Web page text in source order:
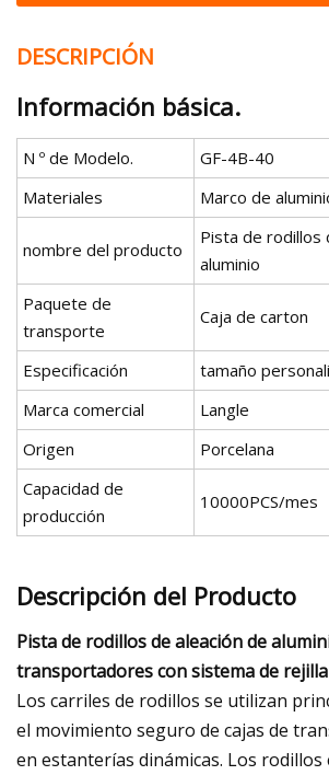
DESCRIPCIÓN
Información básica.
N º de Modelo.
GF-4B-40
Materiales
Marco de
nombre del producto
Pista de rodillos
aluminio
Paquete de
transporte
Caja de carton
Especificación
tamaño
Marca comercial
Langle
Origen
Porcelana
Capacidad de
producción
10000PCS/mes
Descripción del Producto
Pista de rodillos de aleación de
transportadores con sistema de
Los carriles de rodillos se utilizan
el movimiento seguro de cajas de
en estanterías dinámicas. Los rodillos